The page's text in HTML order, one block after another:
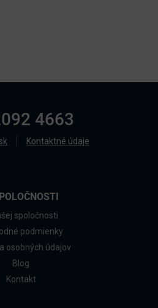
4663
Kontaktné údaje
spoločnosti
podmienky
osobných údajov
Blog
Kontakt